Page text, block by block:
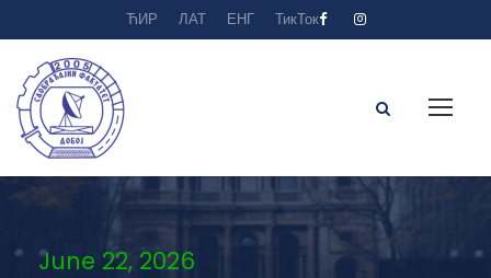
ЋИР ЛАТ ЕНГ ТикТок
June 22, 2026